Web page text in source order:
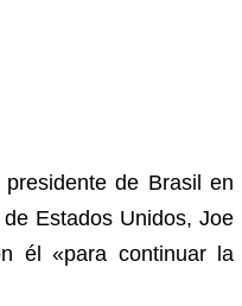
de Brasil en
Estados Unidos, Joe
él «para continuar la